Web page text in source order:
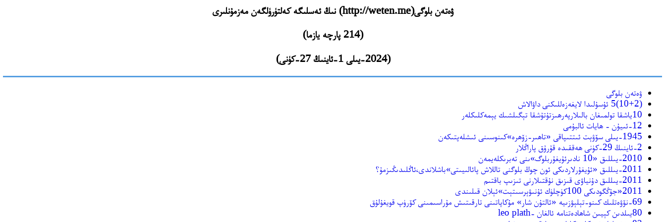
ۋەتەن بلوگى(http://weten.me) نىڭ ئەسلىگە كەلتۈرۈلگەن مەزمۇنلىرى
(214 پارچە يازما)
(2024-يىلى 1-ئاينىڭ 27-كۈنى)
ۋەتەن بلوگى
(10+2)5 ئۇسۇلىدا لايغەزەللىكنى داۋالاش
10ياشقا تولمىغان بالىلارپەرھىزتۇتۇشقا تېگىلشىك يېمەكلىكلەر
12-ئىيۇن - ھايات ئالبۇمى
1945-يىلى سۆۋېت ئىتتىپاقى «تاھىر-زۆھرە»كىنوسىنى ئىشلەپتىكەن
2-ئاينىڭ 29-كۈنى ھەققىدە قۇرۇق پاراڭلار
2010-يىللىق «10 نادىرئۇيغۇربلوگ»ىنى تەبرىكلەيمەن
2011-يىللىق «ئۇيغۇرلاردىكى ئون چوڭ بلوگنى تاللاش پائالىيىتى»باشلاندى،ئاڭلىدىڭىزمۇ؟
2011-يىللىق دۇنياۋى قىزىق نۇقتىلارنى تىزىپ باقتىم
2011«جۇڭگودىكى 100كۈچلۈك ئۇنىۋېرسىتېت»ئېلان قىلىندى
69-نۆۋەتلىك كىنو-تېلېۋزىيە «ئالتۇن شار» مۇكاپاتىنى تارقىتىش مۇراسىمىنى كۆرۈپ قويغۇلۇق
80يىلدىن كېيىن شاھادەتنامە ئالغان -leo plath